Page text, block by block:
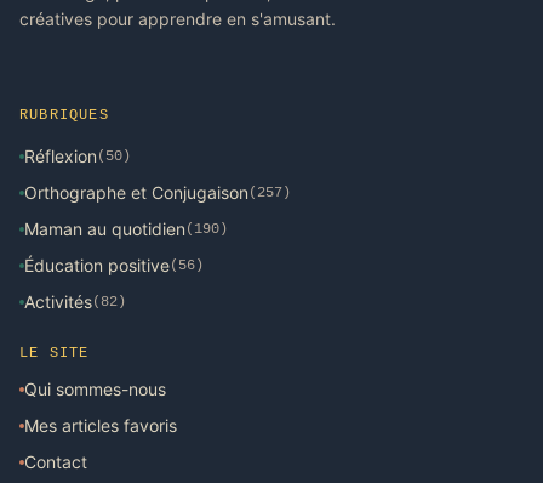
créatives pour apprendre en s'amusant.
RUBRIQUES
Réflexion (50)
Orthographe et Conjugaison (257)
Maman au quotidien (190)
Éducation positive(56)
Activités(82)
LE SITE
Qui sommes-nous
Mes articles favoris
Contact